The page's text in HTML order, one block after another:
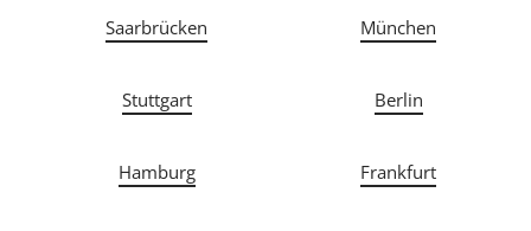
Saarbrücken München
Stuttgart Berlin
Hamburg Frankfurt